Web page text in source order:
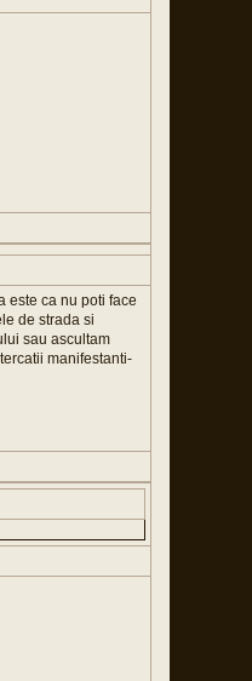
este ca nu poti face
de strada si
sau ascultam
manifestanti-